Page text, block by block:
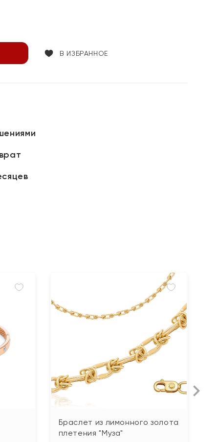
В ИЗБРАННОЕ
Браслет из лимонного золота
плетения "Муза"